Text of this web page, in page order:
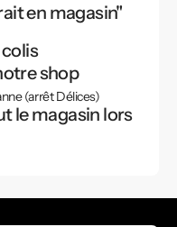
en magasin"
shop
(arrêt Délices)
le magasin lors